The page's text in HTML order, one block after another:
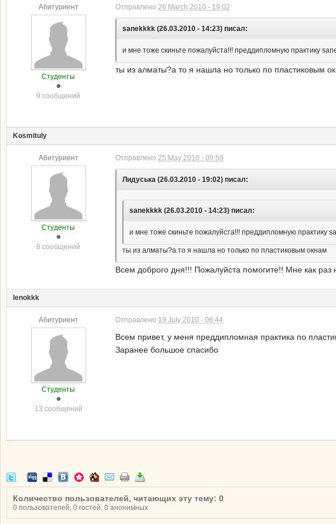
Абитуриент
Студенты
9 сообщений
Отправлено 26 March 2010 - 19:02
sanekkkk (26.03.2010 - 14:23) писал:
и мне тоже скиньте пожалуйста!!! преддипломную практику
ты из алматы?а то я нашла но только по пластиковым
Kosmituly
Абитуриент
Студенты
8 сообщений
Отправлено 25 May 2010 - 09:59
Лидуська (26.03.2010 - 19:02) писал:
sanekkkk (26.03.2010 - 14:23) писал:
и мне тоже скиньте пожалуйста!!! преддипломную практику
ты из алматы?а то я нашла но только по пластиковым окнам
Всем доброго дня!!! Пожалуйста помогите!! Мне как
lenokkk
Абитуриент
Студенты
13 сообщений
Отправлено 19 July 2010 - 06:44
Всем привет, у меня преддипломная практика по
Заранее большое спасибо
Количество пользователей, читающих эту тему: 0
0 пользователей, 0 гостей, 0 анонимных